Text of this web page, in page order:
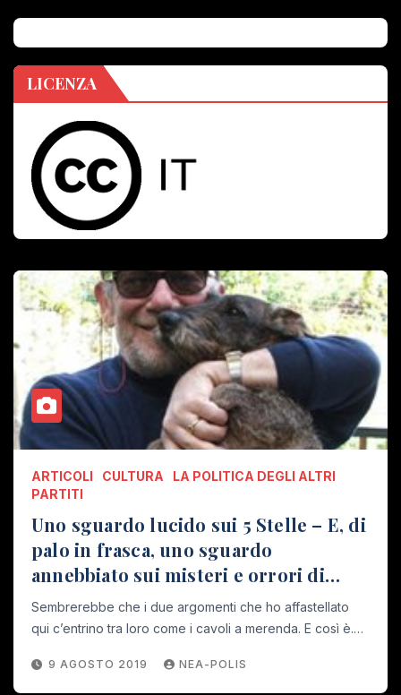
LICENZA
ARTICOLI CULTURA
LA POLITICA DEGLI ALTRI
PARTITI
Uno sguardo lucido sui 5 Stelle – E, di
palo in frasca, uno sguardo
annebbiato sui misteri e orrori di
Trastevere
Sembrerebbe che i due argomenti che ho affastellato
qui c’entrino tra loro come i cavoli a merenda. E così è.…
9 AGOSTO 2019 NEA-POLIS